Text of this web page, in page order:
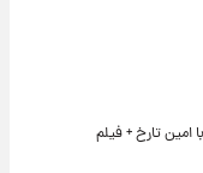
تارخ + فیلم